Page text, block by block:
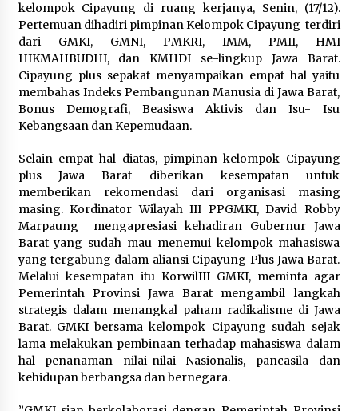
kelompok Cipayung di ruang kerjanya, Senin, (17/12).
Pertemuan dihadiri pimpinan Kelompok Cipayung terdiri
dari GMKI, GMNI, PMKRI, IMM, PMII, HMI
HIKMAHBUDHI, dan KMHDI se-lingkup Jawa Barat.
Cipayung plus sepakat menyampaikan empat hal yaitu
membahas Indeks Pembangunan Manusia di Jawa Barat,
Bonus Demografi, Beasiswa Aktivis dan Isu- Isu
Kebangsaan dan Kepemudaan.
Selain empat hal diatas, pimpinan kelompok Cipayung
plus Jawa Barat diberikan kesempatan untuk
memberikan rekomendasi dari organisasi masing
masing. Kordinator Wilayah III PPGMKI, David Robby
Marpaung mengapresiasi kehadiran Gubernur Jawa
Barat yang sudah mau menemui kelompok mahasiswa
yang tergabung dalam aliansi Cipayung Plus Jawa Barat.
Melalui kesempatan itu KorwilIII GMKI, meminta agar
Pemerintah Provinsi Jawa Barat mengambil langkah
strategis dalam menangkal paham radikalisme di Jawa
Barat. GMKI bersama kelompok Cipayung sudah sejak
lama melakukan pembinaan terhadap mahasiswa dalam
hal penanaman nilai-nilai Nasionalis, pancasila dan
kehidupan berbangsa dan bernegara.